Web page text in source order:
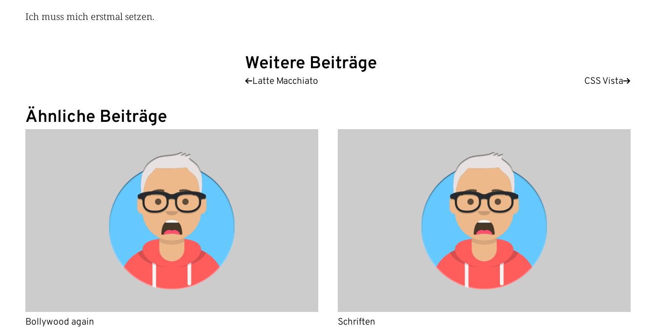
Ich muss mich erstmal setzen.
Weitere Beiträge
Latte Macchiato CSS Vista
Ähnliche Beiträge
Bollywood again Schriften